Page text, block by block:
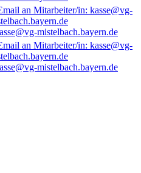
mistelbach.bayern.de
mistelbach.bayern.de